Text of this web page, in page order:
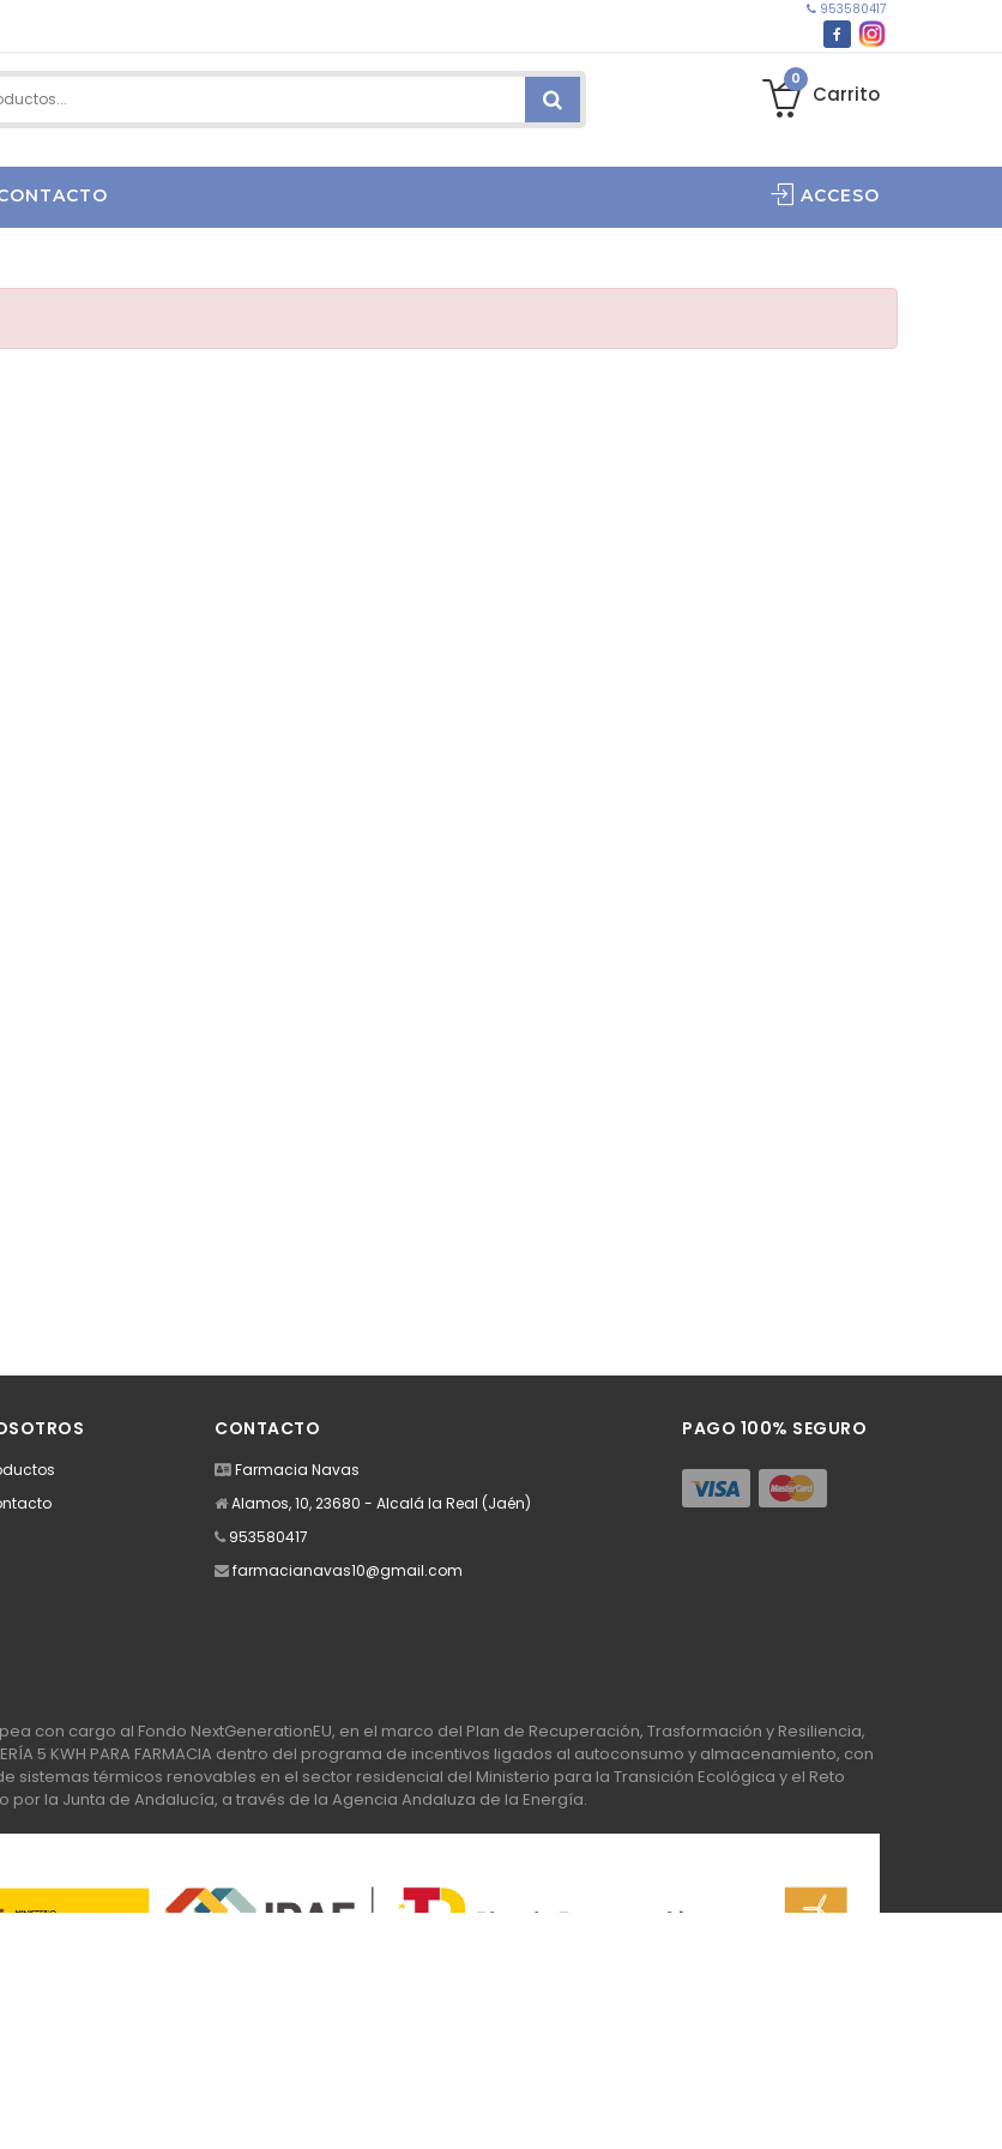
953580417
0
Carrito
ACCESO
CONTACTO
Farmacia Navas
Alamos, 10, 23680 - Alcalá la Real (Jaén)
953580417
farmacianavas10@gmail.com
PAGO 100% SEGURO
con cargo al Fondo NextGenerationEU, en el marco del Plan de Recuperación, Trasformación y Resiliencia,
5 KWH PARA FARMACIA dentro del programa de incentivos ligados al autoconsumo y almacenamiento, con
térmicos renovables en el sector residencial del Ministerio para la Transición Ecológica y el Reto
por la Junta de Andalucía, a través de la Agencia Andaluza de la Energía.